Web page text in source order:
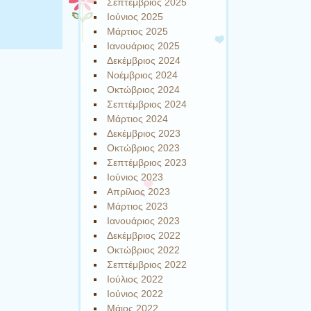
Ιούνιος 2025
Μάρτιος 2025
Ιανουάριος 2025
Δεκέμβριος 2024
Νοέμβριος 2024
Οκτώβριος 2024
Σεπτέμβριος 2024
Μάρτιος 2024
Δεκέμβριος 2023
Οκτώβριος 2023
Σεπτέμβριος 2023
Ιούνιος 2023
Απρίλιος 2023
Μάρτιος 2023
Ιανουάριος 2023
Δεκέμβριος 2022
Οκτώβριος 2022
Σεπτέμβριος 2022
Ιούλιος 2022
Ιούνιος 2022
Μάιος 2022